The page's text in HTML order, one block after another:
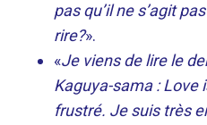
pas qu’il ne s’agit
rire?».
«Je viens de lire le
Kaguya-sama : Love
frustré. Je suis très